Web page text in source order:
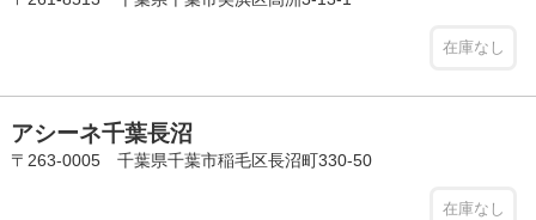
在庫なし
アシーネ千葉長沼
〒263-0005 千葉県千葉市稲毛区長沼町330-50
在庫なし